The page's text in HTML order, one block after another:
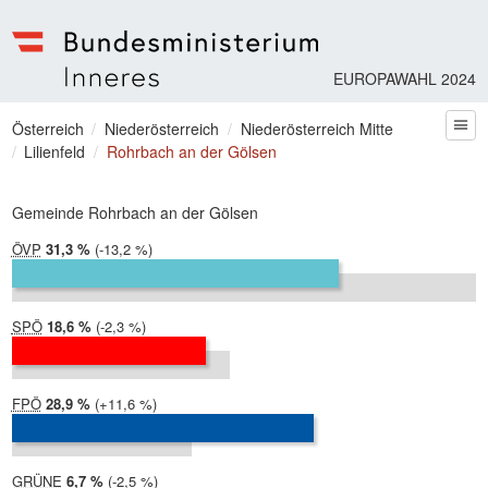
EUROPAWAHL 2024
Sie befinden sich hier
Österreich Niederösterreich
Niederösterreich Mitte
Lilienfeld
Rohrbach an der Gölsen
Gemeinde Rohrbach an der Gölsen
ÖVP 2024:
31,3 %
2019:
44,5 %
Differenz:
-13,2 %
SPÖ 2024:
18,6 %
2019:
20,9 %
Differenz:
-2,3 %
FPÖ 2024:
28,9 %
2019:
17,2 %
Differenz:
+11,6 %
GRÜNE 2024:
6,7 % Differenz:
-2,5 %